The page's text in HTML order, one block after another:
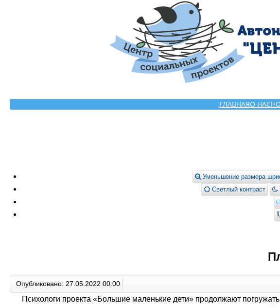
ГЛАВНАЯО НАС
Уменьшение размера
Светлый контраст
Опубликовано: 27.05.2022 00:00
Психологи проекта «Большие маленькие дети» продолжают